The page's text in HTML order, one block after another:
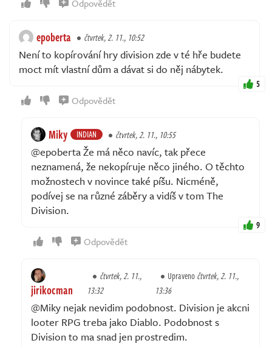
Odpovědět
epoberta čtvrtek, 2. 11., 10:52
Není to kopírování hry division zde v té hře budete
moct mít vlastní dům a dávat si do něj nábytek.
5
Odpovědět
Miky INDIAN čtvrtek, 2. 11., 10:55
@epoberta Že má něco navíc, tak přece
neznamená, že nekopíruje něco jiného. O těchto
možnostech v novince také píšu. Nicméně,
podívej se na různé záběry a vidíš v tom The
Division.
9
Odpovědět
jirikocman
čtvrtek, 2. 11.,
13:32
Upravenočtvrtek, 2. 11.,
13:36
@Miky nejak nevidim podobnost. Division je akcni
looter RPG treba jako Diablo. Podobnost s
Division to ma snad jen prostredim.